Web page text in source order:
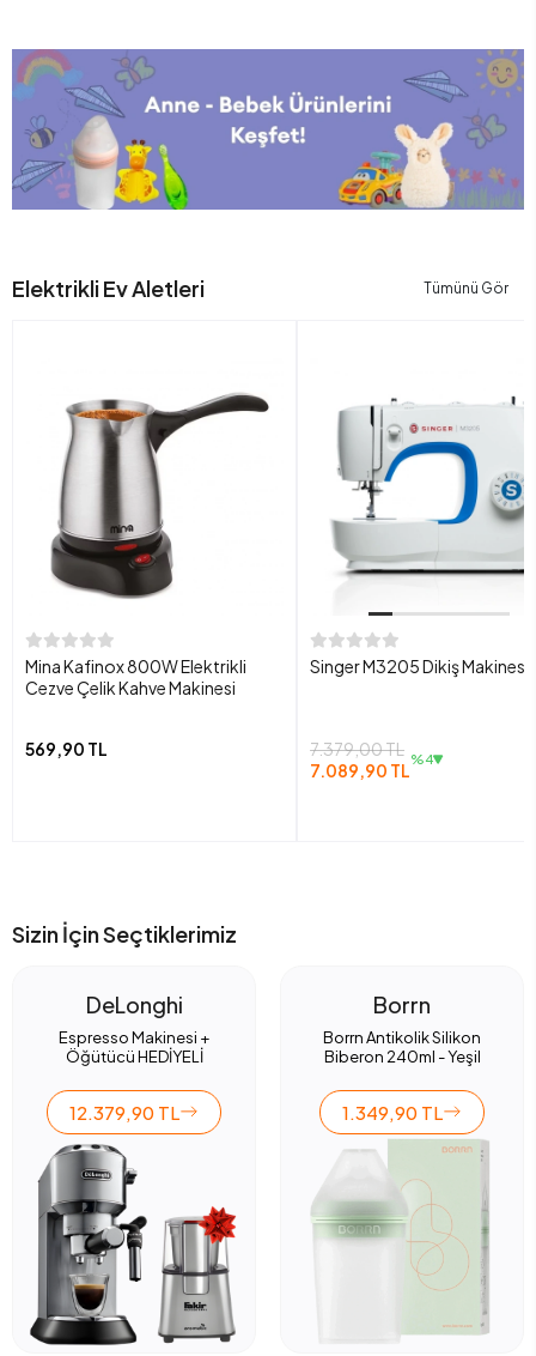
Elektrikli Ev Aletleri Tümünü Gör
Mina Kafinox 800W Elektrikli
Cezve Çelik Kahve Makinesi
569,90 TL
Singer M3205 Dikiş Makinesi
7.379,00 TL
7.089,90 TL %4
Sizin İçin Seçtiklerimiz
DeLonghi
Espresso Makinesi +
Öğütücü HEDİYELİ
12.379,90 TL
Borrn
Borrn Antikolik Silikon
Biberon 240ml - Yeşil
1.349,90 TL